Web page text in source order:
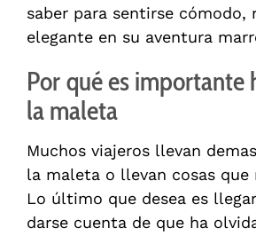
saber para sentirse cómodo,
elegante en su aventura
Por qué es importante
la maleta
Muchos viajeros llevan
la maleta o llevan cosas que
Lo último que desea es
darse cuenta de que ha